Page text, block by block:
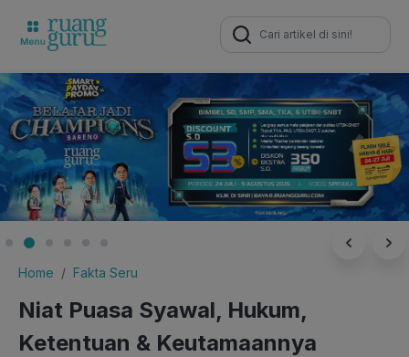
Search
for:
Home Fakta Seru
Niat Puasa Syawal, Hukum,
Ketentuan & Keutamaannya